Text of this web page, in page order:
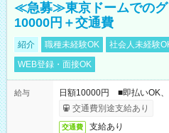
≪急募≫東京ドームでのグ
10000円＋交通費
紹介 職種未経験OK 社会人未経験
WEB登録・面接OK
給与
日額10000円 ■即払いOK
交通費別途支給あり
交通費 支給あり